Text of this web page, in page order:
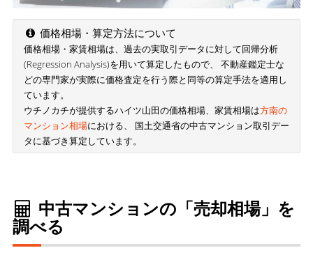
価格相場・算定方法について
価格相場・家賃相場は、過去の実取引データに対して回帰分析
(Regression Analysis)を用いて算定したもので、 不動産鑑定士な
どの専門家が実際に価格査定を行う際と同等の算定手法を適用し
ています。
ウチノカチが提供するハイツ山田の価格相場、家賃相場は方南の
マンション相場における、 国土交通省の中古マンション取引デー
タに基づき算定しています。
中古マンションの「売却相場」を
調べる